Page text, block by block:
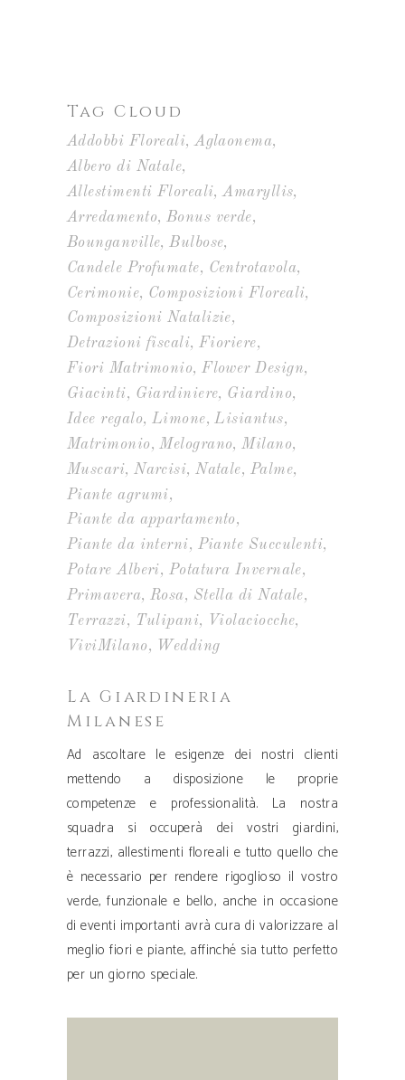
Tag Cloud
Addobbi Floreali
Aglaonema
Albero di Natale
Allestimenti Floreali
Amaryllis
Arredamento
Bonus verde
Bounganville
Bulbose
Candele Profumate
Centrotavola
Cerimonie
Composizioni Floreali
Composizioni Natalizie
Detrazioni fiscali
Fioriere
Fiori Matrimonio
Flower Design
Giacinti
Giardiniere
Giardino
Idee regalo
Limone
Lisiantus
Matrimonio
Melograno
Milano
Muscari
Narcisi Natale
Palme
Piante agrumi
Piante da appartamento
Piante da interni
Piante Succulenti
Potare Alberi
Potatura Invernale
Primavera Rosa
Stella di Natale
Terrazzi
Tulipani
Violaciocche
ViviMilano
Wedding
La Giardineria
Milanese
Ad ascoltare le esigenze dei nostri clienti
mettendo a disposizione le proprie
competenze e professionalità. La nostra
squadra si occuperà dei vostri giardini,
terrazzi, allestimenti floreali e tutto quello che
è necessario per rendere rigoglioso il vostro
verde, funzionale e bello, anche in occasione
di eventi importanti avrà cura di valorizzare al
meglio fiori e piante, affinché sia tutto perfetto
per un giorno speciale.